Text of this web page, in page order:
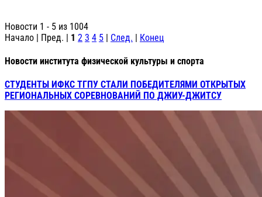
Новости 1 - 5 из 1004
Начало | Пред. | 1 2 3 4 5 | След. | Конец
Новости института физической культуры и спорта
СТУДЕНТЫ ИФКС ТГПУ СТАЛИ ПОБЕДИТЕЛЯМИ ОТКРЫТЫХ
РЕГИОНАЛЬНЫХ СОРЕВНОВАНИЙ ПО ДЖИУ-ДЖИТСУ